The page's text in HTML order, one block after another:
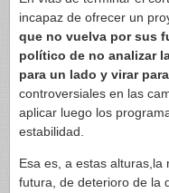
incapaz de ofrecer un
que no vuelva por sus
político de no analizar
para un lado y virar
controversiales en las
aplicar luego los
estabilidad.
Esa es, a estas
futura, de deterioro de la